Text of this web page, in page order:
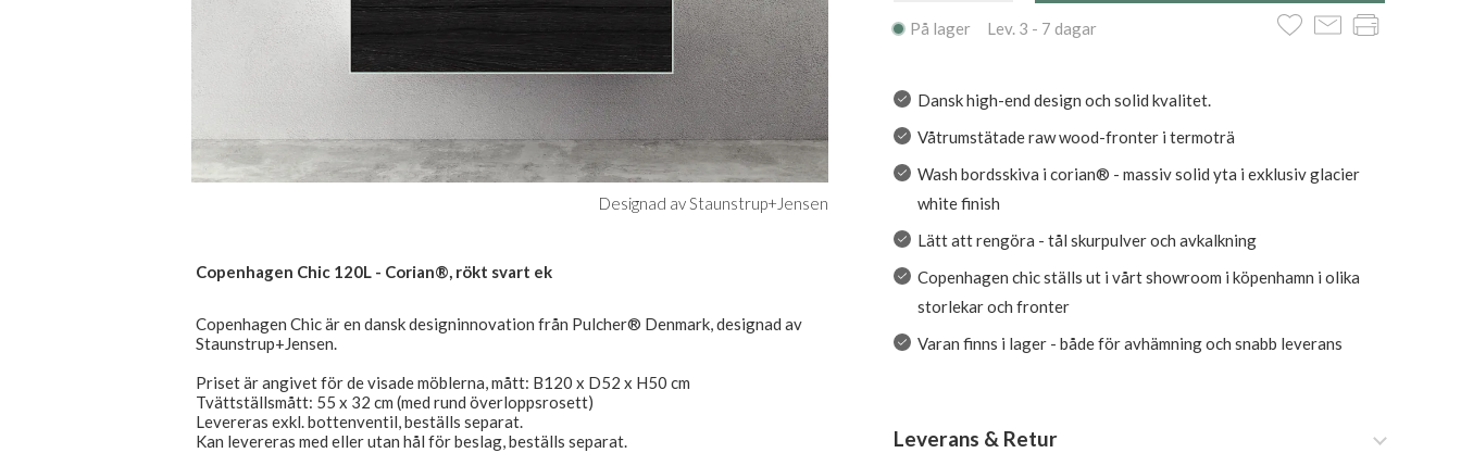
Designad av Staunstrup+Jensen
Copenhagen Chic 120L - Corian®, rökt svart ek
Copenhagen Chic är en dansk designinnovation från Pulcher® Denmark, designad av
Staunstrup+Jensen.
Priset är angivet för de visade möblerna, mått: B120 x D52 x H50 cm
Tvättställsmått: 55 x 32 cm (med rund överloppsrosett)
Levereras exkl. bottenventil, beställs separat.
Kan levereras med eller utan hål för beslag, beställs separat.
På lager Lev. 3 - 7 dagar
Dansk high-end design och solid kvalitet.
Våtrumstätade raw wood-fronter i termoträ
Wash bordsskiva i corian® - massiv solid yta i exklusiv glacier
white finish
Lätt att rengöra - tål skurpulver och avkalkning
Copenhagen chic ställs ut i vårt showroom i köpenhamn i olika
storlekar och fronter
Varan finns i lager - både för avhämning och snabb leverans
Leverans & Retur